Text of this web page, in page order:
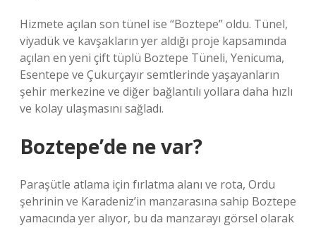
Hizmete açılan son tünel ise “Boztepe” oldu. Tünel,
viyadük ve kavşakların yer aldığı proje kapsamında
açılan en yeni çift tüplü Boztepe Tüneli, Yenicuma,
Esentepe ve Çukurçayır semtlerinde yaşayanların
şehir merkezine ve diğer bağlantılı yollara daha hızlı
ve kolay ulaşmasını sağladı.
Boztepe’de ne var?
Paraşütle atlama için fırlatma alanı ve rota, Ordu
şehrinin ve Karadeniz’in manzarasına sahip Boztepe
yamacında yer alıyor, bu da manzarayı görsel olarak